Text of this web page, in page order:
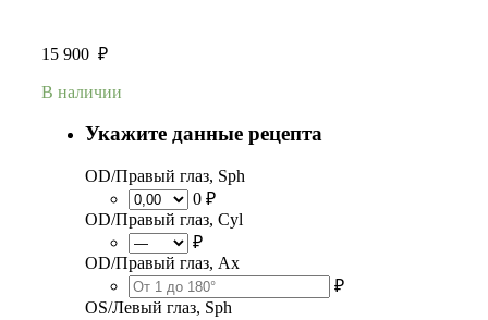
15 900 ₽
В наличии
Укажите данные рецепта
OD/Правый глаз, Sph
0 ₽
OD/Правый глаз, Cyl
₽
OD/Правый глаз, Ax
₽
OS/Левый глаз, Sph